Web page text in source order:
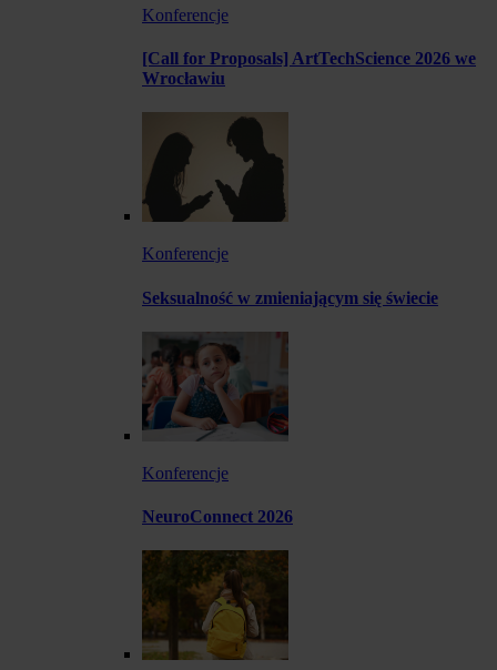
Konferencje
[Call for Proposals] ArtTechScience 2026 we
Wrocławiu
Konferencje
Seksualność w zmieniającym się świecie
Konferencje
NeuroConnect 2026